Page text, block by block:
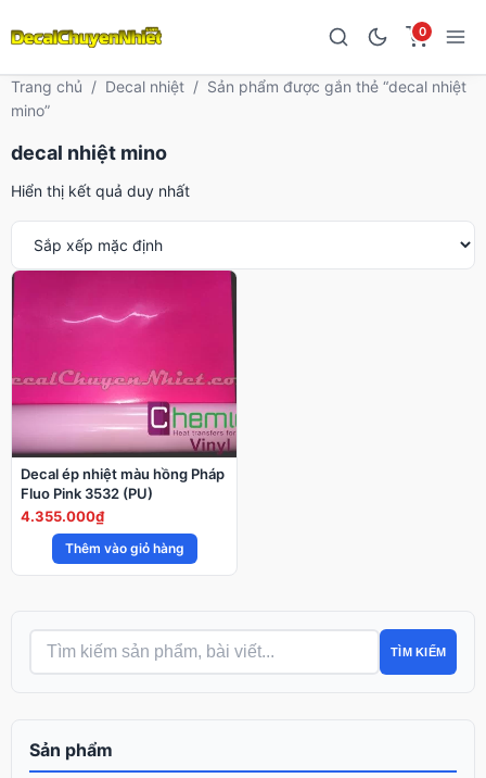
0
Trang chủ / Decal nhiệt / Sản phẩm được gắn thẻ “decal nhiệt
mino”
decal nhiệt mino
Hiển thị kết quả duy nhất
Decal ép nhiệt màu hồng Pháp
Fluo Pink 3532 (PU)
4.355.000₫
Thêm vào giỏ hàng
TÌM KIẾM
Sản phẩm